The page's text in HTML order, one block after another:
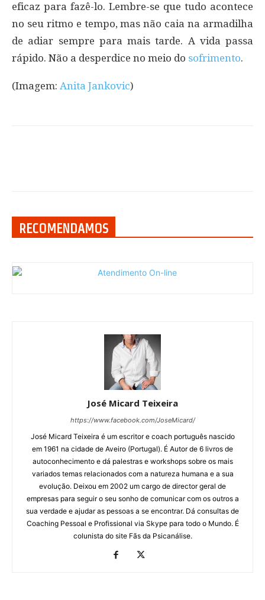
eficaz para fazê-lo. Lembre-se que tudo acontece
no seu ritmo e tempo, mas não caia na armadilha
de adiar sempre para mais tarde. A vida passa
rápido. Não a desperdice no meio do sofrimento.
(Imagem: Anita Jankovic)
RECOMENDAMOS
José Micard Teixeira
https://www.facebook.com/JoseMicard/
José Micard Teixeira é um escritor e coach português nascido
em 1961 na cidade de Aveiro (Portugal). É Autor de 6 livros de
autoconhecimento e dá palestras e workshops sobre os mais
variados temas relacionados com a natureza humana e a sua
evolução. Deixou em 2002 um cargo de director geral de
empresas para seguir o seu sonho de comunicar com os outros a
sua verdade e ajudar as pessoas a se encontrar. Dá consultas de
Coaching Pessoal e Profissional via Skype para todo o Mundo. É
colunista do site Fãs da Psicanálise.